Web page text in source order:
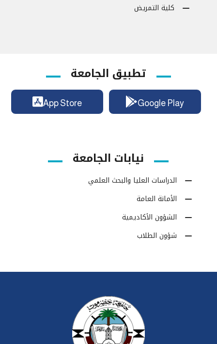
كلية التمريض
تطبيق الجامعة
Google Play
App Store
نيابات الجامعة
الدراسات العليا والبحث العلمي
الأمانة العامة
الشؤون الأكاديمية
شؤون الطلاب